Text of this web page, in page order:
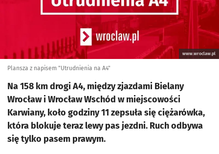
www.wroclaw.pl
Plansza z napisem "Utrudnienia na A4"
Na 158 km drogi A4, między zjazdami Bielany
Wrocław i Wrocław Wschód w miejscowości
Karwiany, koło godziny 11 zepsuła się ciężarówka,
która blokuje teraz lewy pas jezdni. Ruch odbywa
się tylko pasem prawym.